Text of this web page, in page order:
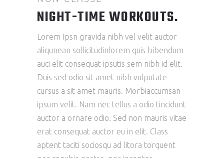
NIGHT-TIME WORKOUTS.
Lorem Ipsn gravida nibh vel velit auctor
aliqunean sollicitudinlorem quis bibendum
auci elit consequat ipsutis sem nibh id elit.
Duis sed odio sit amet nibh vulputate
cursus a sit amet mauris. Morbiaccumsan
ipsum velit. Nam nec tellus a odio tincidunt
auctor a ornare odio. Sed non mauris vitae
erat consequat auctor eu in elit. Class
aptent taciti sociosqu ad litora torquent